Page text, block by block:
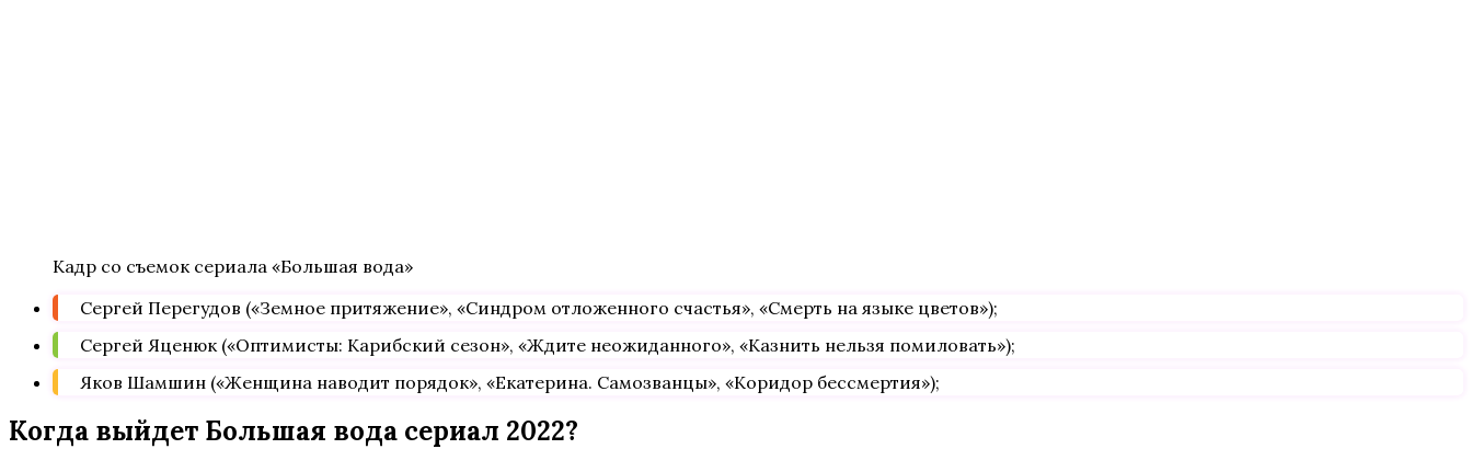
Кадр со съемок сериала «Большая вода»
Сергей Перегудов («Земное притяжение», «Синдром отложенного счастья», «Смерть на языке цветов»);
Сергей Яценюк («Оптимисты: Карибский сезон», «Ждите неожиданного», «Казнить нельзя помиловать»);
Яков Шамшин («Женщина наводит порядок», «Екатерина. Самозванцы», «Коридор бессмертия»);
Когда выйдет Большая вода сериал 2022?